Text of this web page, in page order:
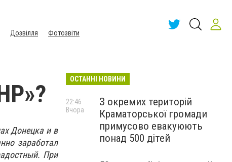
Дозвілля Фотозвіти
Донецка и в
заработал
При
ОСТАННІ НОВИНИ
З окремих територій
Краматорської громади
примусово евакуюють
понад 500 дітей
22:46
Вчора